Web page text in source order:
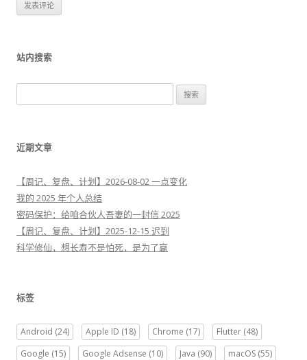
站内搜索
索
近期文章
【周记、复盘、计划】2026-08-02 一点变化
我的 2025 年个人总结
密码保护：给咱合伙人吾妻的一封信 2025
【周记、复盘、计划】2025-12-15 迟到
科学修仙，想长寿不是怕死，是为了赢
标签
Android (24) Apple ID (18) Chrome (17) Flutter (48)
Google (15) Google Adsense (10) Java (90) macOS (55)